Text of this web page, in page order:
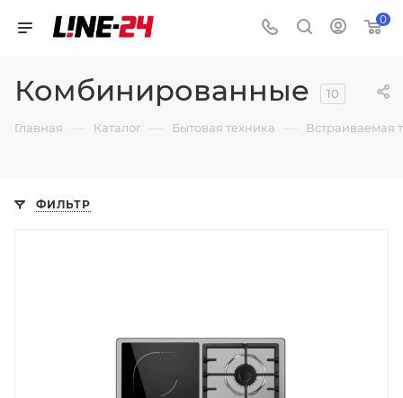
0
Комбинированные 10
Главная — Каталог — Бытовая техника — Встраиваемая
ФИЛЬТР